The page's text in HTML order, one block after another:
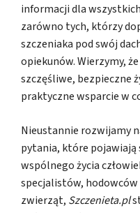
informacji dla
zarówno tych, którzy
szczeniaka pod swój
opiekunów. Wierzymy,
szczęśliwe, bezpieczne
praktyczne wsparcie w
Nieustannie rozwijamy
pytania, które pojawiają
wspólnego życia
specjalistów,
zwierząt, Szczenieta.pl